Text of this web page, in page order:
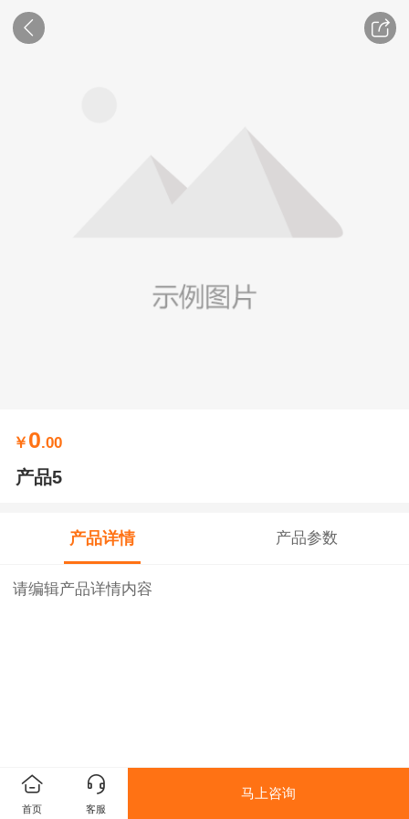
￥ 0.00
产品5
产品详情 产品参数
请编辑产品详情内容
首页 客服
马上咨询